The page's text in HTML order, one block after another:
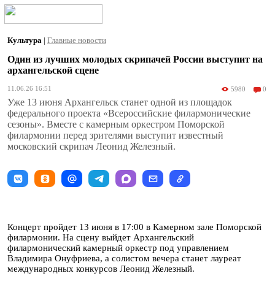
Культура | Главные новости
Один из лучших молодых скрипачей России выступит на
архангельской сцене
11.06.26 16:51 5980 0
Уже 13 июня Архангельск станет одной из площадок
федерального проекта «Всероссийские филармонические
сезоны». Вместе с камерным оркестром Поморской
филармонии перед зрителями выступит известный
московский скрипач Леонид Железный.
Концерт пройдет 13 июня в 17:00 в Камерном зале Поморской
филармонии. На сцену выйдет Архангельский
филармонический камерный оркестр под управлением
Владимира Онуфриева, а солистом вечера станет лауреат
международных конкурсов Леонид Железный.